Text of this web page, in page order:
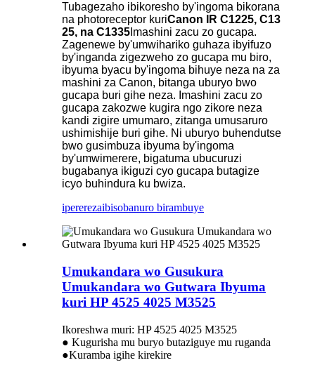
Tubagezaho ibikoresho by'ingoma bikorana
na photoreceptor kuriCanon IR C1225, C13​​
25, na C1335 Imashini zacu zo gucapa.
Zagenewe by'umwihariko guhaza ibyifuzo
by'inganda zigezweho zo gucapa mu biro,
ibyuma byacu by'ingoma bihuye neza na za
mashini za Canon, bitanga uburyo bwo
gucapa buri gihe neza. Imashini zacu zo
gucapa zakozwe kugira ngo zikore neza
kandi zigire umumaro, zitanga umusaruro
ushimishije buri gihe. Ni uburyo buhendutse
bwo gusimbuza ibyuma by'ingoma
by'umwimerere, bigatuma ubucuruzi
bugabanya ikiguzi cyo gucapa butagize
icyo buhindura ku bwiza.
ipererezaibisobanuro birambuye
Umukandara wo Gusukura
Umukandara wo Gutwara Ibyuma
kuri HP 4525 4025 M3525
Ikoreshwa muri: HP 4525 4025 M3525
● Kugurisha mu buryo butaziguye mu ruganda
●Kuramba igihe kirekire